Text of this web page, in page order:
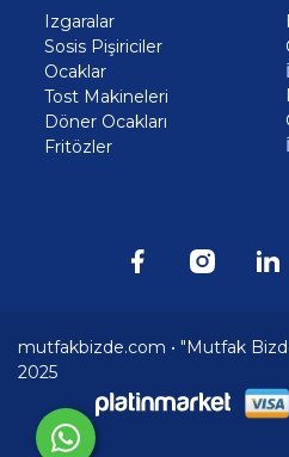
Izgaralar
Sosis Pişiriciler
Ocaklar
Tost Makineleri
Döner Ocakları
Fritözler
mutfakbizde.com • "Mutfak
2025